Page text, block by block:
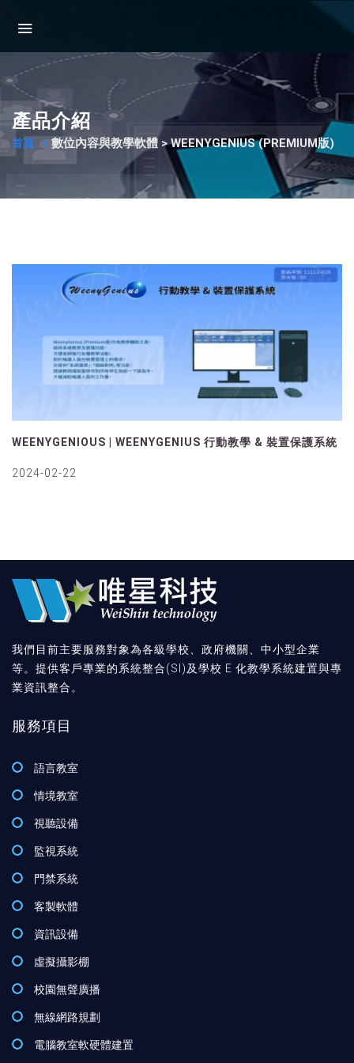
產品介紹
首頁 數位內容與教學軟體 > WEENYGENIUS (PREMIUM版)
WEENYGENIOUS | WEENYGENIUS 行動教學 & 裝置保護系統
2024-02-22
我們目前主要服務對象為各級學校、政府機關、中小型企業
等。提供客戶專業的系統整合(SI)及學校 E 化教學系統建置與專
業資訊整合。
服務項目
語言教室
情境教室
視聽設備
監視系統
門禁系統
客製軟體
資訊設備
虛擬攝影棚
校園無聲廣播
無線網路規劃
電腦教室軟硬體建置